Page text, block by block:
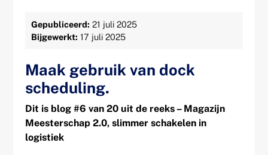
Gepubliceerd: 21 juli 2025
Bijgewerkt: 17 juli 2025
Maak gebruik van dock
scheduling.
Dit is blog #6 van 20 uit de reeks – Magazijn
Meesterschap 2.0, slimmer schakelen in
logistiek